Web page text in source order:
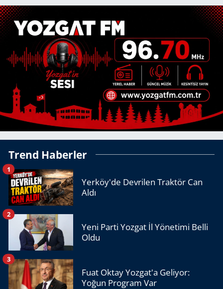
Trend Haberler
Yerköy'de Devrilen Traktör Can
Aldı
1
Yeni Parti Yozgat İl Yönetimi Belli
Oldu
2
Fuat Oktay Yozgat'a Geliyor:
Yoğun Program Var
3